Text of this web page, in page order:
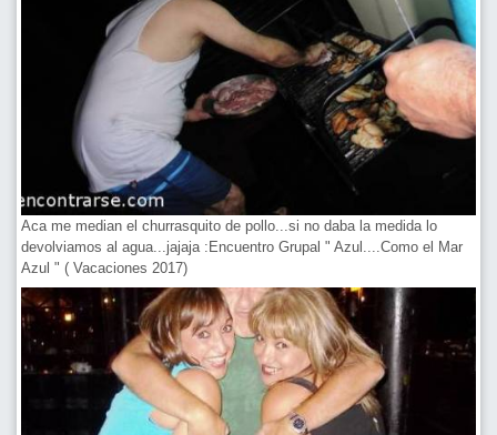
Aca me median el churrasquito de pollo...si no daba la medida lo
devolviamos al agua...jajaja :Encuentro Grupal " Azul....Como el Mar
Azul " ( Vacaciones 2017)